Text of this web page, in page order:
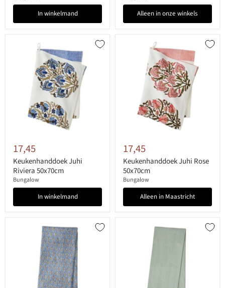
In winkelmand Alleen in onze winkels
17,45
Keukenhanddoek Juhi
Riviera 50x70cm
Bungalow
In winkelmand
17,45
Keukenhanddoek Juhi Rose
50x70cm
Bungalow
Alleen in Maastricht